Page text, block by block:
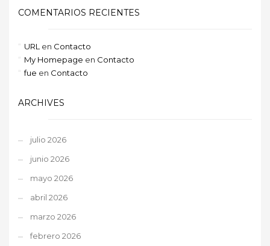
COMENTARIOS RECIENTES
URL en Contacto
My Homepage en Contacto
fue en Contacto
ARCHIVES
julio 2026
junio 2026
mayo 2026
abril 2026
marzo 2026
febrero 2026